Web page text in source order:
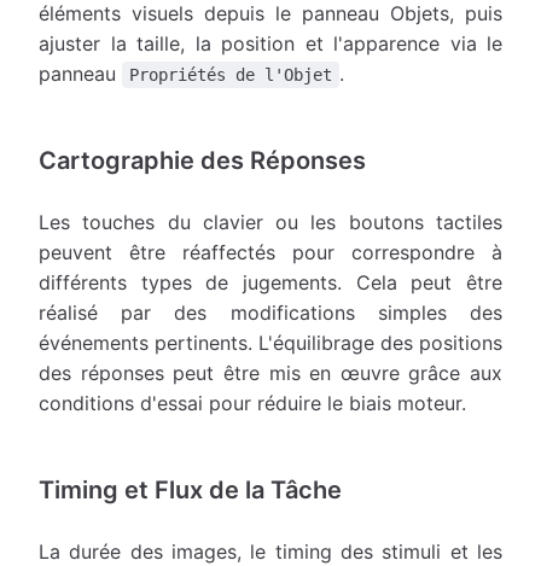
éléments visuels depuis le panneau Objets, puis
ajuster la taille, la position et l'apparence via le
panneau
Propriétés de l'Objet .
Cartographie des Réponses
Les touches du clavier ou les boutons tactiles
peuvent être réaffectés pour correspondre à
différents types de jugements. Cela peut être
réalisé par des modifications simples des
événements pertinents. L'équilibrage des positions
des réponses peut être mis en œuvre grâce aux
conditions d'essai pour réduire le biais moteur.
Timing et Flux de la Tâche
La durée des images, le timing des stimuli et les